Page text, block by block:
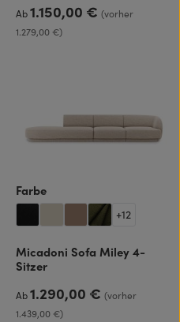
Regulärer Preis:
Ab1.150,00 €(vorher
1.279,00 €)
Farbeauswählen
+12
Micadoni Sofa Miley 4-
Sitzer
Regulärer Preis:
Ab1.290,00 €(vorher
1.439,00 €)